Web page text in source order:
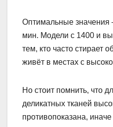
Оптимальные значения
мин. Модели с 1400 и
тем, кто часто стирает
живёт в местах с
Но стоит помнить, что
деликатных тканей
противопоказана,